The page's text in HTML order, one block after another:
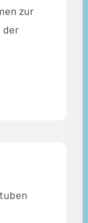
zur
der